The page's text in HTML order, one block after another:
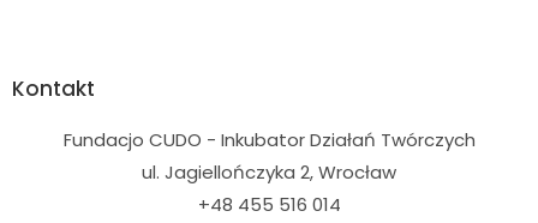
Kontakt
Fundacjo CUDO - Inkubator Działań Twórczych
ul. Jagiellończyka 2, Wrocław
+48 455 516 014